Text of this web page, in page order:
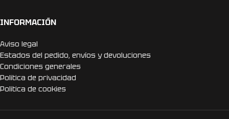
INFORMACIÓN
Aviso legal
Estados del pedido, envíos y devoluciones
Condiciones generales
Politica de privacidad
Politica de cookies